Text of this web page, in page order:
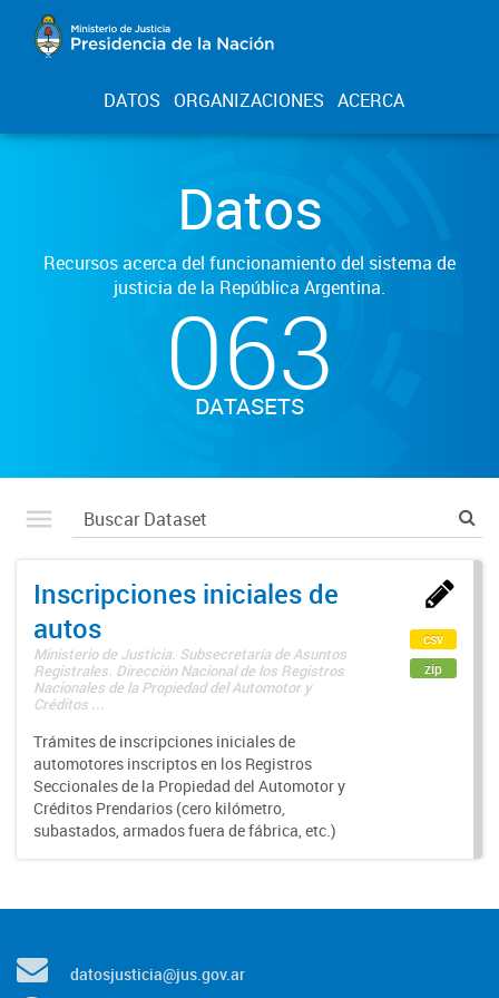
DATOS ORGANIZACIONES ACERCA
Datos
Recursos acerca del funcionamiento del sistema de
justicia de la República Argentina.
063
DATASETS
Inscripciones iniciales de
autos
Ministerio de Justicia. Subsecretaría de Asuntos
Registrales. Dirección Nacional de los Registros
Nacionales de la Propiedad del Automotor y
Créditos ...
Trámites de inscripciones iniciales de
automotores inscriptos en los Registros
Seccionales de la Propiedad del Automotor y
Créditos Prendarios (cero kilómetro,
subastados, armados fuera de fábrica, etc.)
csv
zip
datosjusticia@jus.gov.ar